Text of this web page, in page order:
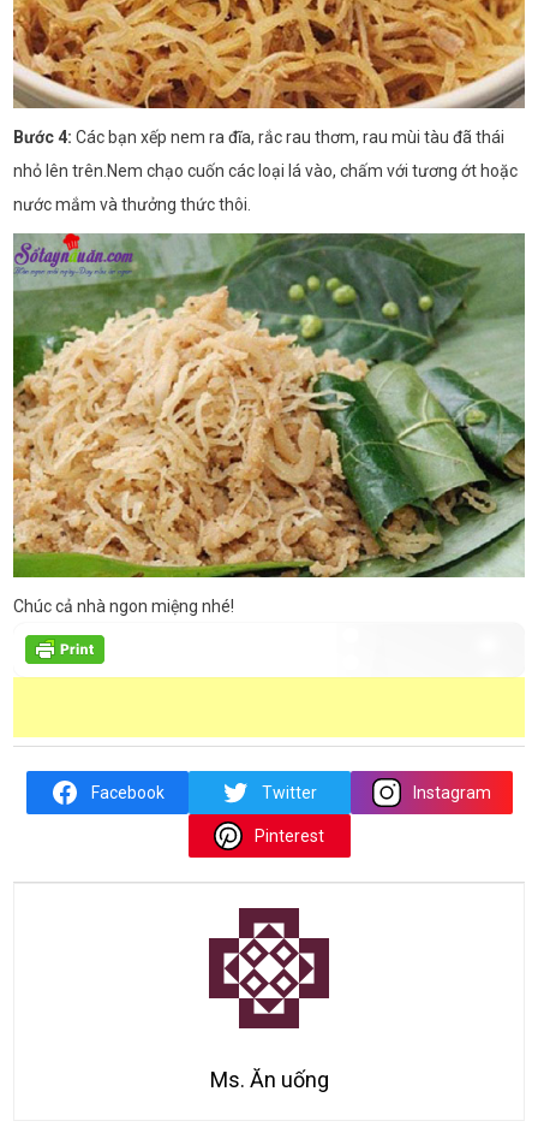
Bước 4: Các bạn xếp nem ra đĩa, rắc rau thơm, rau mùi tàu đã thái
nhỏ lên trên.Nem chạo cuốn các loại lá vào, chấm với tương ớt hoặc
nước mắm và thưởng thức thôi.
Chúc cả nhà ngon miệng nhé!
Facebook Twitter Instagram
Pinterest
Ms. Ăn uống